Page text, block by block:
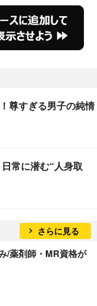
尊すぎる男子の純情
常に潜む“人身取
さらに見る
/薬剤師・MR資格が